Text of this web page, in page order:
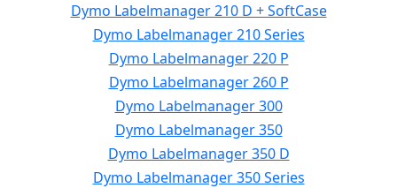
Dymo Labelmanager 210 D + SoftCase
Dymo Labelmanager 210 Series
Dymo Labelmanager 220 P
Dymo Labelmanager 260 P
Dymo Labelmanager 300
Dymo Labelmanager 350
Dymo Labelmanager 350 D
Dymo Labelmanager 350 Series